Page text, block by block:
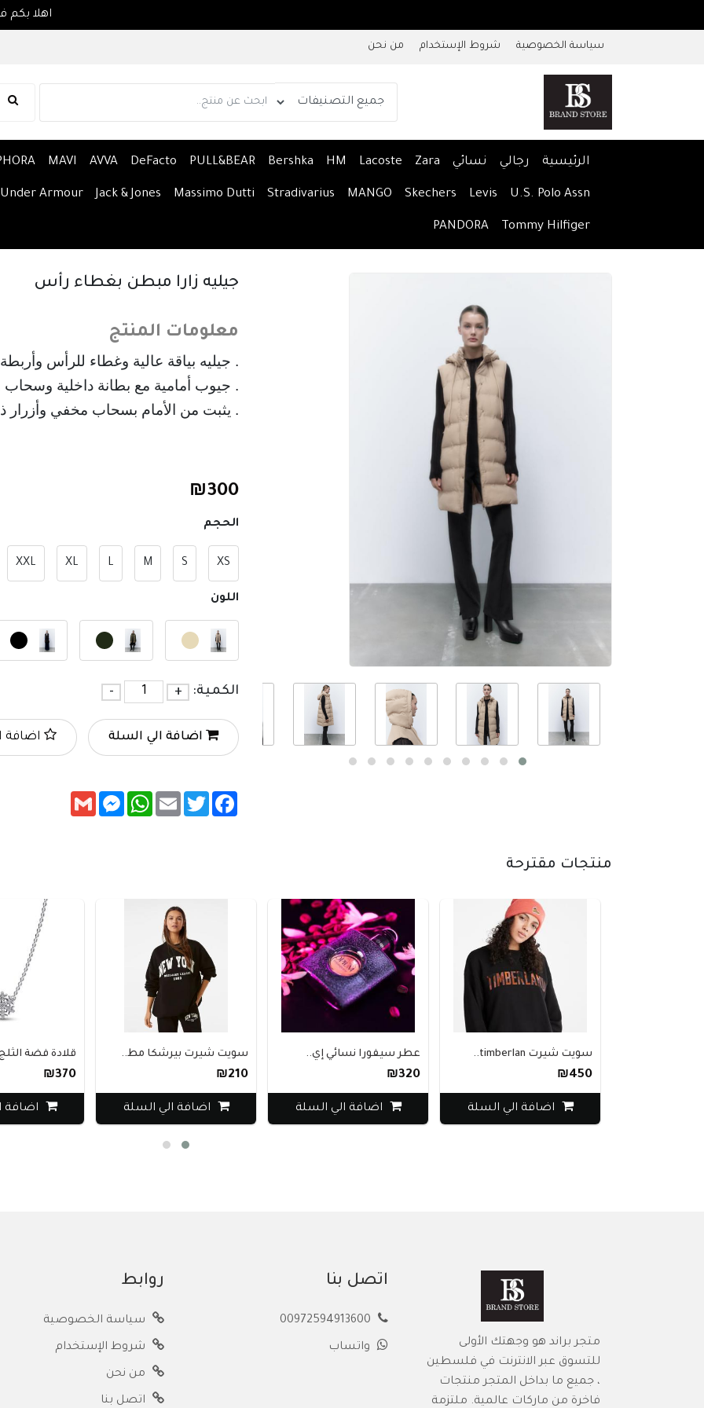
سياسة الخصوصية شروط الإستخدام من نحن
الرئيسية رجالي نسائي Zara
Lacoste
HM
Bershka
PULL&BEAR
DeFacto
AVVA
MAVI
U.S. Polo Assn
Levis
Skechers
MANGO
Stradivarius
Massimo Dutti
Jack & Jones
Under Armour
Tommy Hilfiger
PANDORA
جيليه زارا مبطن بغطاء رأس
معلومات المنتج
. جيليه بياقة عالية وغطاء للرأس
. جيوب أمامية مع بطانة داخلية وسحاب
. يثبت من الأمام بسحاب مخفي وأزرار
₪300
الحجم
XS
S
M
L
XL
XXL
اللون
الكمية: +
-
اضافة الي السلة اضافة
Facebook
Twitter
Email
WhatsApp
Messenger
Gmail
منتجات مقترحة
سويت شيرت timberlan..
₪450
اضافة الي السلة
عطر سيفورا نسائي إي..
اضافة الي السلة
سويت شيرت بيرشكا مط..
اضافة الي السلة
قلادة فضة الثلج من ..
اضافة الي
متجر براند هو وجهتك الأولى
للتسوق عبر الانترنت في فلسطين
، جميع ما بداخل المتجر منتجات
فاخرة من ماركات عالمية. ملتزمة
اتصل بنا
واتساب
روابط
سياسة الخصوصية
شروط الإستخدام
من نحن
اتصل بنا